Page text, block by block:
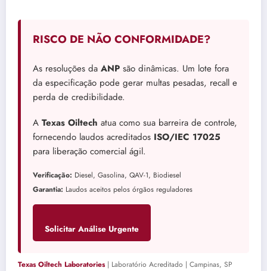
RISCO DE NÃO CONFORMIDADE?
As resoluções da ANP são dinâmicas. Um lote fora
da especificação pode gerar multas pesadas, recall e
perda de credibilidade.
A Texas Oiltech atua como sua barreira de controle,
fornecendo laudos acreditados ISO/IEC 17025
para liberação comercial ágil.
Verificação: Diesel, Gasolina, QAV-1, Biodiesel
Garantia: Laudos aceitos pelos órgãos reguladores
Solicitar Análise Urgente
Texas Oiltech Laboratories| Laboratório Acreditado | Campinas, SP